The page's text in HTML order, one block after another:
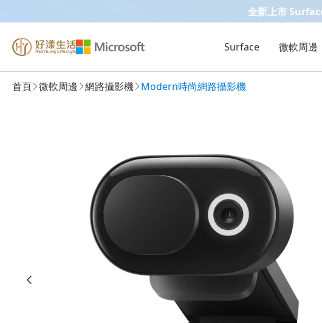
全新上市
Surface 微軟周邊
首頁 微軟周邊 網路攝影機 Modern時尚網路攝影機